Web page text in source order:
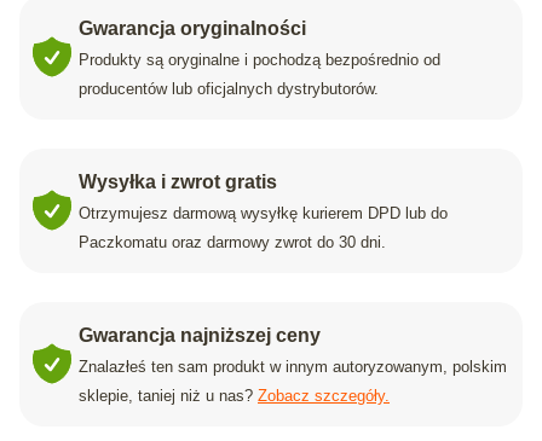
Gwarancja oryginalności
Produkty są oryginalne i pochodzą bezpośrednio od
producentów lub oficjalnych dystrybutorów.
Wysyłka i zwrot gratis
Otrzymujesz darmową wysyłkę kurierem DPD lub do
Paczkomatu oraz darmowy zwrot do 30 dni.
Gwarancja najniższej ceny
Znalazłeś ten sam produkt w innym autoryzowanym, polskim
sklepie, taniej niż u nas? Zobacz szczegóły.